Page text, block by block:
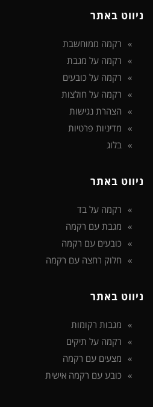
ניווט באתר
רקמה ממוחשבת
רקמה על מגבת
רקמה על כובעים
רקמה על חולצות
הצהרת נגישות
מדיניות פרטיות
בלוג
ניווט באתר
רקמה על בד
מגבת עם רקמה
כובעים עם רקמה
חלוק רחצה עם רקמה
ניווט באתר
מגבות רקומות
רקמה על תיקים
מצעים עם רקמה
כובע עם רקמה אישית